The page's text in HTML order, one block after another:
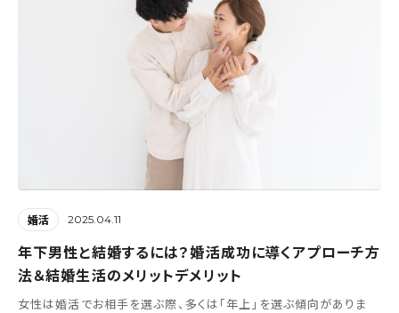
婚活 2025.04.11
年下男性と結婚するには？婚活成功に導くアプローチ方
法＆結婚生活のメリットデメリット
女性は婚活でお相手を選ぶ際、多くは「年上」を選ぶ傾向がありま